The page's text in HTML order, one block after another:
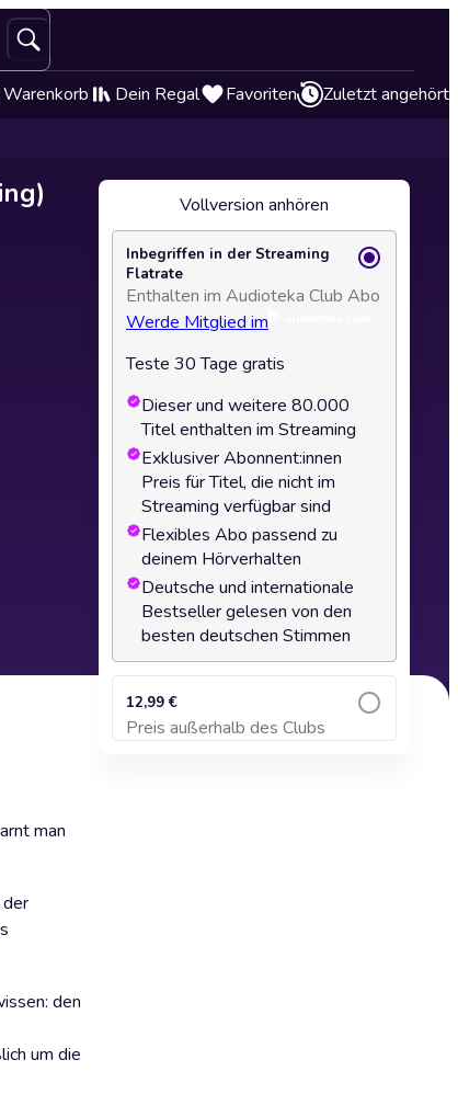
Warenkorb Dein Regal Favoriten Zuletzt angehört
man
den
um die
Vollversion anhören
Inbegriffen in der Streaming
Flatrate
Enthalten im Audioteka Club Abo
Werde Mitglied im
Teste 30 Tage gratis
Dieser und weitere 80.000
Titel enthalten im Streaming
Exklusiver Abonnent:innen
Preis für Titel, die nicht im
Streaming verfügbar sind
Flexibles Abo passend zu
deinem Hörverhalten
Deutsche und internationale
Bestseller gelesen von den
besten deutschen Stimmen
12,99 €
Preis außerhalb des Clubs
Zum Warenkorb hinzufügen